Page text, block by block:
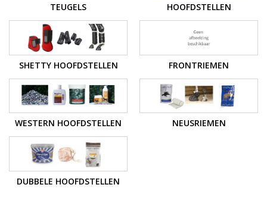
TEUGELS HOOFDSTELLEN
SHETTY HOOFDSTELLEN FRONTRIEMEN
WESTERN HOOFDSTELLEN NEUSRIEMEN
DUBBELE HOOFDSTELLEN